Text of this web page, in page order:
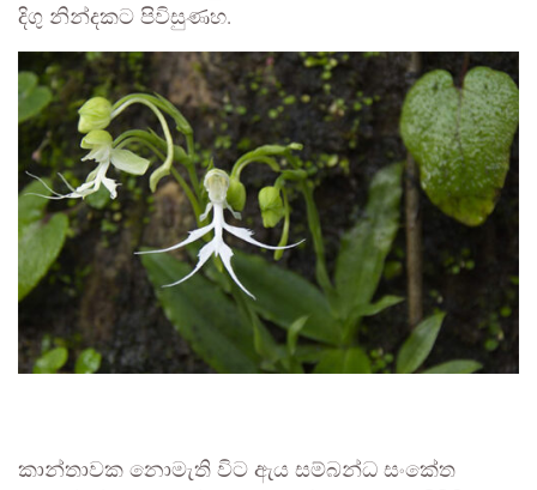
දිගු නින්දකට පිවිසුණහ.
කාන්තාවක නොමැති විට ඇය සම්බන්ධ සංකේත